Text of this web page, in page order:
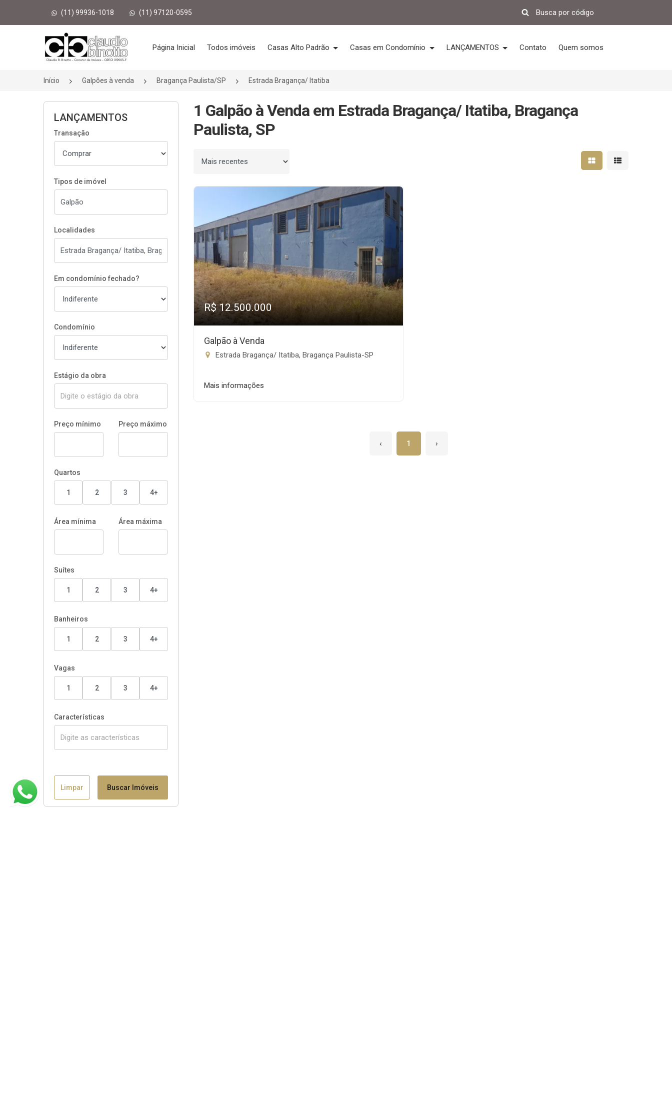
(11) 99936-1018 (11) 97120-0595
Página inicial
Página Inicial Todos imóveis Casas Alto Padrão Casas em Condomínio LANÇAMENTOS Contato Quem somos
Início Galpões à venda Bragança Paulista/SP Estrada Bragança/ Itatiba
LANÇAMENTOS
Transação
Tipos de imóvel
Localidades
Em condomínio fechado?
Condomínio
Estágio da obra
Preço mínimo Preço máximo
Quartos
1 2 3 4+
Área mínima Área máxima
Suítes
1 2 3 4+
Banheiros
1 2 3 4+
Vagas
1 2 3 4+
Características
Limpar Buscar Imóveis
1 Galpão à Venda em Estrada Bragança/ Itatiba, Bragança
Paulista, SP
Ordenar por Mostrar resultados em
Mostrar
R$ 12.500.000
Galpão à Venda
Estrada Bragança/ Itatiba, Bragança Paulista-SP
Mais informações
‹ 1 ›